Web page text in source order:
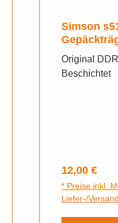
Simson
Original
Beschichtet
Regulärer
12,00 €
* Preise inkl.
Liefer-/